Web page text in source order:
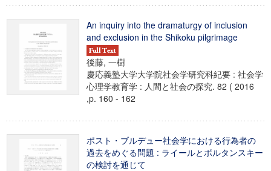
An inquiry into the dramaturgy of inclusion
and exclusion in the Shikoku pilgrimage
後藤, 一樹
慶応義塾大学大学院社会学研究科紀要 : 社会学
心理学教育学 : 人間と社会の探究. 82 ( 2016
,p. 160 - 162
ポスト・ブルデュー社会学における行為者の
過去をめぐる問題 : ライールとボルタンスキー
の検討を通じて